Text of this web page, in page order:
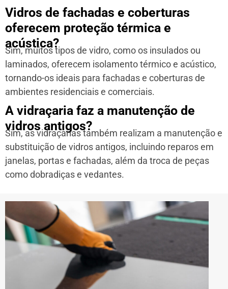
Vidros de fachadas e coberturas
oferecem proteção térmica e
acústica?
Sim, muitos tipos de vidro, como os insulados ou
laminados, oferecem isolamento térmico e acústico,
tornando-os ideais para fachadas e coberturas de
ambientes residenciais e comerciais.
A vidraçaria faz a manutenção de
vidros antigos?
Sim, as vidraçarias também realizam a manutenção e
substituição de vidros antigos, incluindo reparos em
janelas, portas e fachadas, além da troca de peças
como dobradiças e vedantes.